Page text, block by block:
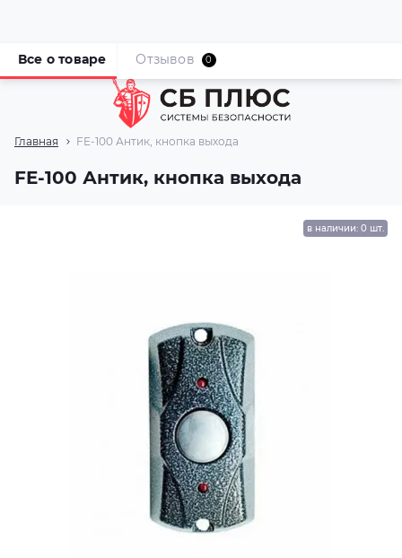
Главная FE-100 Антик, кнопка выхода
FE-100 Антик, кнопка выхода
Все о товаре Отзывов 0
в наличии: 0 шт.